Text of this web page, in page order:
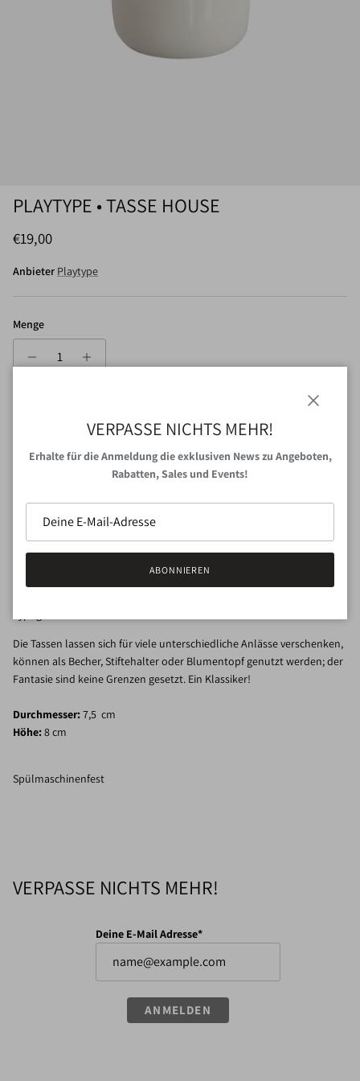
PLAYTYPE • TASSE HOUSE
Normaler Preis
€19,00
Anbieter Playtype
Menge
IN DEN WARENKORB
Abholung beiVAN NORD Storeverfügbar
Gewöhnlich fertig in 24 Stunden
Shop-Informationen anzeigen
Die Tassen lassen sich für viele unterschiedliche Anlässe verschenken,
können als Becher, Stiftehalter oder Blumentopf genutzt werden; der
Fantasie sind keine Grenzen gesetzt. Ein Klassiker!
Durchmesser: 7,5 cm
Höhe: 8 cm
Spülmaschinenfest
VERPASSE NICHTS MEHR!
Deine E-Mail Adresse*
ANMELDEN
VERPASSE NICHTS MEHR!
Erhalte für die Anmeldung die exklusiven News zu Angeboten,
Rabatten, Sales und Events!
ABONNIEREN